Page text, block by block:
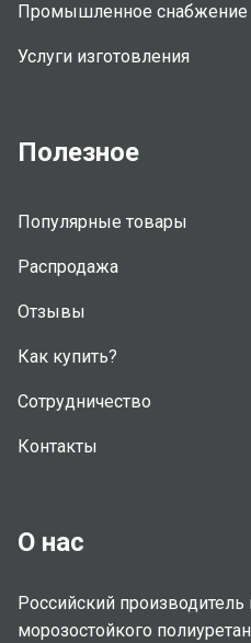
Промышленное снабжение
Услуги изготовления
Полезное
Популярные товары
Распродажа
Отзывы
Как купить?
Сотрудничество
Контакты
О нас
Российский
морозостойкого